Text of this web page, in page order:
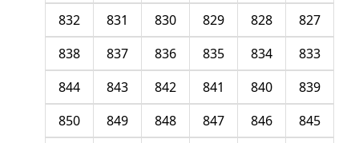
827
828
829
830
831
832
833
834
835
836
837
838
839
840
841
842
843
844
845
846
847
848
849
850